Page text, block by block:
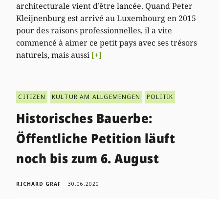
architecturale vient d’être lancée. Quand Peter
Kleijnenburg est arrivé au Luxembourg en 2015
pour des raisons professionnelles, il a vite
commencé à aimer ce petit pays avec ses trésors
naturels, mais aussi [+]
CITIZEN KULTUR AM ALLGEMENGEN POLITIK
Historisches Bauerbe:
Öffentliche Petition läuft
noch bis zum 6. August
RICHARD GRAF 30.06.2020